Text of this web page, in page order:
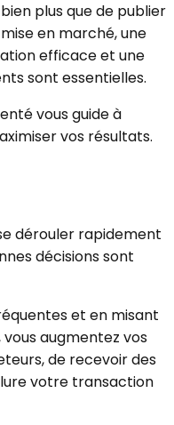
plus que de publier
en marché, une
efficace et une
sont essentielles.
vous guide à
vos résultats.
dérouler rapidement
décisions sont
et en misant
augmentez vos
de recevoir des
votre transaction